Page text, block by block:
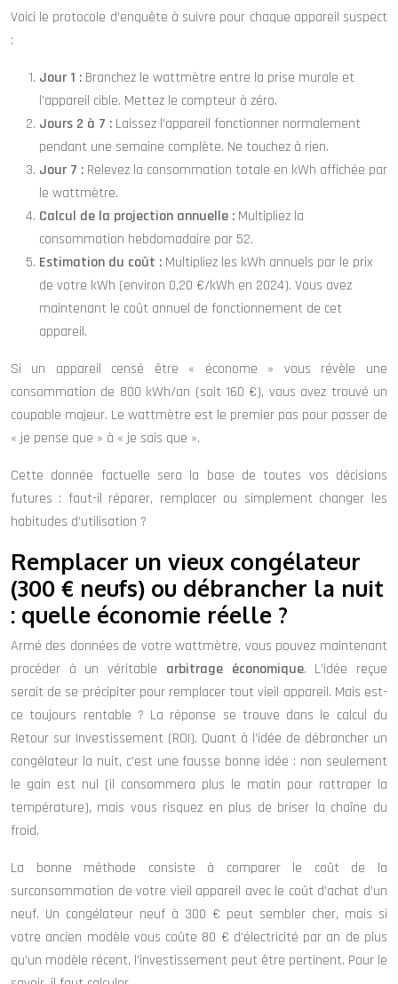
Voici le protocole d’enquête à suivre pour chaque appareil suspect
:
Jour 1 : Branchez le wattmètre entre la prise murale et
l’appareil cible. Mettez le compteur à zéro.
Jours 2 à 7 : Laissez l’appareil fonctionner normalement
pendant une semaine complète. Ne touchez à rien.
Jour 7 : Relevez la consommation totale en kWh affichée par
le wattmètre.
Calcul de la projection annuelle : Multipliez la
consommation hebdomadaire par 52.
Estimation du coût : Multipliez les kWh annuels par le prix
de votre kWh (environ 0,20 €/kWh en 2024). Vous avez
maintenant le coût annuel de fonctionnement de cet
appareil.
Si un appareil censé être « économe » vous révèle une
consommation de 800 kWh/an (soit 160 €), vous avez trouvé un
coupable majeur. Le wattmètre est le premier pas pour passer de
« je pense que » à « je sais que ».
Cette donnée factuelle sera la base de toutes vos décisions
futures : faut-il réparer, remplacer ou simplement changer les
habitudes d’utilisation ?
Remplacer un vieux congélateur
(300 € neufs) ou débrancher la nuit
: quelle économie réelle ?
Armé des données de votre wattmètre, vous pouvez maintenant
procéder à un véritable arbitrage économique. L’idée reçue
serait de se précipiter pour remplacer tout vieil appareil. Mais est-
ce toujours rentable ? La réponse se trouve dans le calcul du
Retour sur Investissement (ROI). Quant à l’idée de débrancher un
congélateur la nuit, c’est une fausse bonne idée : non seulement
le gain est nul (il consommera plus le matin pour rattraper la
température), mais vous risquez en plus de briser la chaîne du
froid.
La bonne méthode consiste à comparer le coût de la
surconsommation de votre vieil appareil avec le coût d’achat d’un
neuf. Un congélateur neuf à 300 € peut sembler cher, mais si
votre ancien modèle vous coûte 80 € d’électricité par an de plus
qu’un modèle récent, l’investissement peut être pertinent. Pour le